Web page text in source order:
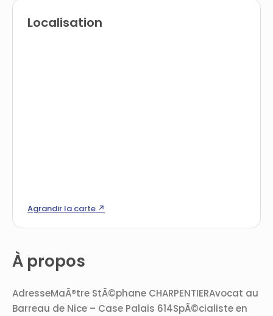
À propos
AdresseMaÃ®tre StÃ©phane CHARPENTIERAvocat au
Barreau de Nice – Case Palais 614SpÃ©cialiste en
Localisation
Agrandir la carte ↗